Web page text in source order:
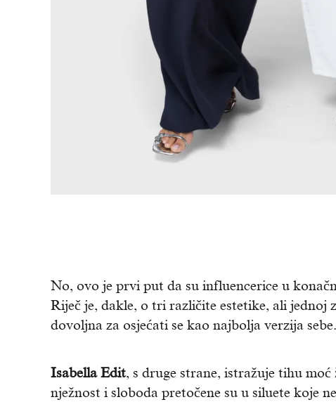
No, ovo je prvi put da su influencerice u
Riječ je, dakle, o tri različite estetike, ali
dovoljna za osjećati se kao najbolja verzija sebe.
Isabella Edit, s druge strane, istražuje tihu
nježnost i sloboda pretočene su u siluete koje